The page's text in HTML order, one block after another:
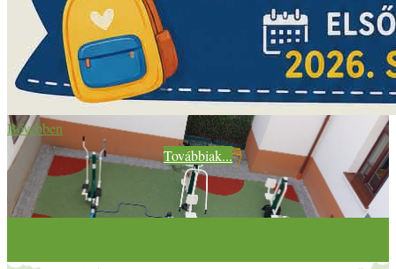
Bővebben
Továbbiak...